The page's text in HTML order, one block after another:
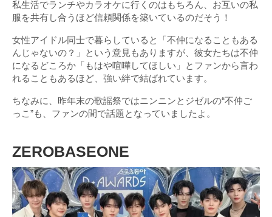
私生活でランチやカラオケに行くのはもちろん、お互いの私
服を共有し合うほど信頼関係を築いているのだそう！
女性アイドル同士で暮らしていると「不仲になることもある
んじゃないの？」という意見もありますが、彼女たちは不仲
になるどころか「もはや喧嘩してほしい」とファンから言わ
れることもあるほど、強い絆で結ばれています。
ちなみに、昨年末の歌謡祭ではニンニンとジゼルの“不仲ご
っこ”も、ファンの間で話題となっていましたよ。
ZEROBASEONE